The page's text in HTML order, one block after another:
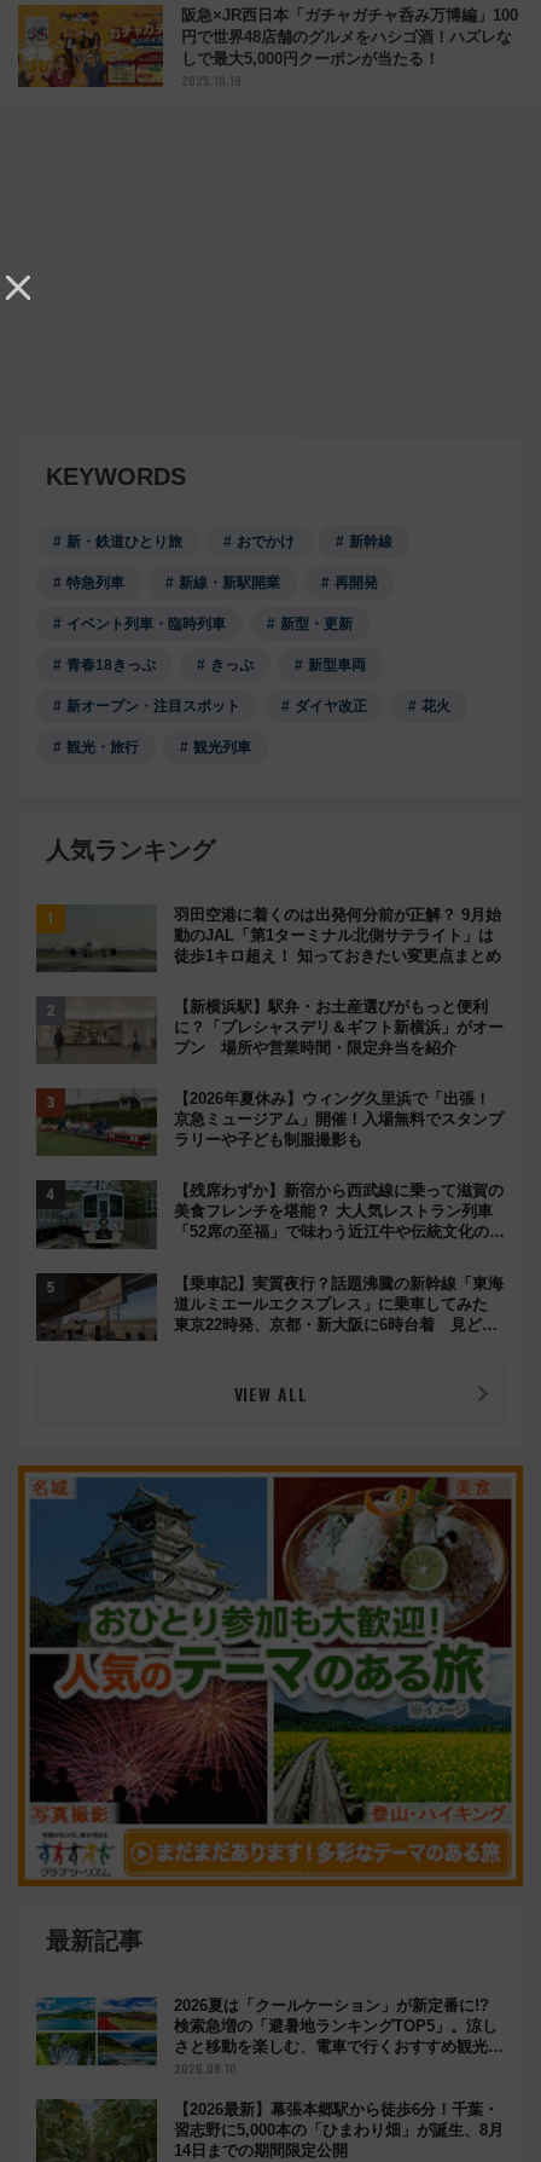
阪急×JR西日本「ガチャガチャ呑み万博編」100
円で世界48店舗のグルメをハシゴ酒！ハズレな
しで最大5,000円クーポンが当たる！
2025.10.19
KEYWORDS
新・鉄道ひとり旅 おでかけ 新幹線
特急列車 新線・新駅開業 再開発
イベント列車・臨時列車 新型・更新
青春18きっぷ きっぷ 新型車両
新オープン・注目スポット ダイヤ改正 花火
観光・旅行 観光列車
人気ランキング
羽田空港に着くのは出発何分前が正解？ 9月始
動のJAL「第1ターミナル北側サテライト」は
徒歩1キロ超え！ 知っておきたい変更点まとめ
【新横浜駅】駅弁・お土産選びがもっと便利
に？「プレシャスデリ＆ギフト新横浜」がオー
プン 場所や営業時間・限定弁当を紹介
【2026年夏休み】ウィング久里浜で「出張！
京急ミュージアム」開催！入場無料でスタンプ
ラリーや子ども制服撮影も
【残席わずか】新宿から西武線に乗って滋賀の
美食フレンチを堪能？ 大人気レストラン列車
「52席の至福」で味わう近江牛や伝統文化の特
【乗車記】実質夜行？話題沸騰の新幹線「東海
道ルミエールエクスプレス」に乗車してみた
東京22時発、京都・新大阪に6時台着 見どこ
VIEW ALL
最新記事
2026夏は「クールケーション」が新定番に!?
検索急増の「避暑地ランキングTOP5」。涼し
さと移動を楽しむ、電車で行くおすすめ観光情
報も
2026.08.10
【2026最新】幕張本郷駅から徒歩6分！千葉・
習志野に5,000本の「ひまわり畑」が誕生、8月
14日までの期間限定公開